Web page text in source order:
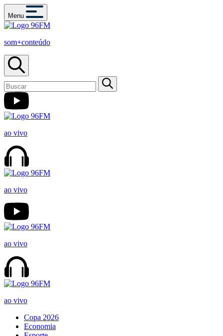
Menu
som+conteúdo
ao vivo
ao vivo
ao vivo
ao vivo
Copa 2026
Economia